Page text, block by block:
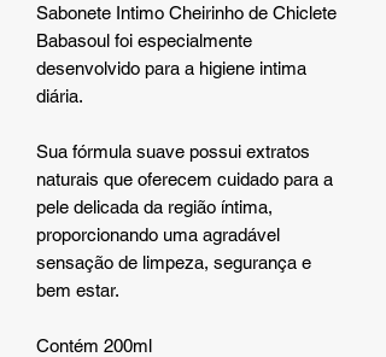
Sabonete Intimo Cheirinho de Chiclete
Babasoul foi especialmente
desenvolvido para a higiene intima
diária.
Sua fórmula suave possui extratos
naturais que oferecem cuidado para a
pele delicada da região íntima,
proporcionando uma agradável
sensação de limpeza, segurança e
bem estar.
Contém 200ml